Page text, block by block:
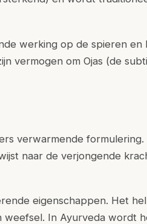
werking op de spieren en
vermogen om Ojas (de
verwarmende formulering.
naar de verjongende
eigenschappen. Het
weefsel. In Ayurveda wordt